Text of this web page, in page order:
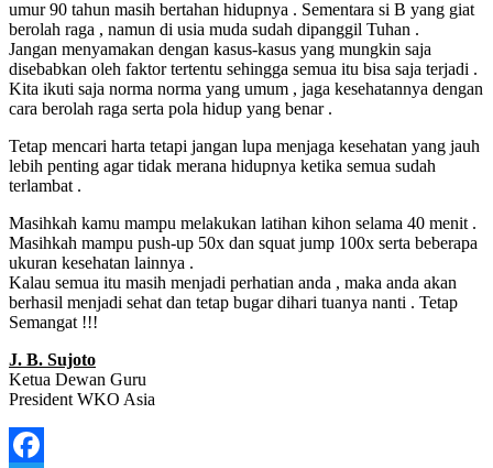
umur 90 tahun masih bertahan hidupnya . Sementara si B yang giat
berolah raga , namun di usia muda sudah dipanggil Tuhan .
Jangan menyamakan dengan kasus-kasus yang mungkin saja
disebabkan oleh faktor tertentu sehingga semua itu bisa saja terjadi .
Kita ikuti saja norma norma yang umum , jaga kesehatannya dengan
cara berolah raga serta pola hidup yang benar .
Tetap mencari harta tetapi jangan lupa menjaga kesehatan yang jauh
lebih penting agar tidak merana hidupnya ketika semua sudah
terlambat .
Masihkah kamu mampu melakukan latihan kihon selama 40 menit .
Masihkah mampu push-up 50x dan squat jump 100x serta beberapa
ukuran kesehatan lainnya .
Kalau semua itu masih menjadi perhatian anda , maka anda akan
berhasil menjadi sehat dan tetap bugar dihari tuanya nanti . Tetap
Semangat !!!
J. B. Sujoto
Ketua Dewan Guru
President WKO Asia